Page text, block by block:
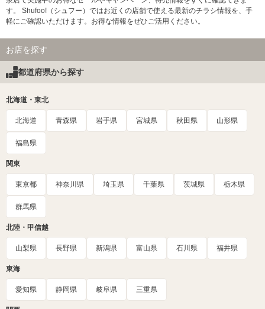
す。 Shufoo!（シュフー）ではお近くの店舗で使える最新のチラシ情報を、手
軽にご確認いただけます。お得な情報をぜひご活用ください。
お店を探す
都道府県から探す
北海道・東北
北海道 青森県 岩手県 宮城県 秋田県 山形県
福島県
関東
東京都 神奈川県 埼玉県 千葉県 茨城県 栃木県
群馬県
北陸・甲信越
山梨県 長野県 新潟県 富山県 石川県 福井県
東海
愛知県 静岡県 岐阜県 三重県